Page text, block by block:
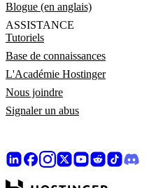
Blogue (en anglais)
ASSISTANCE
Tutoriels
Base de connaissances
L'Académie Hostinger
Nous joindre
Signaler un abus